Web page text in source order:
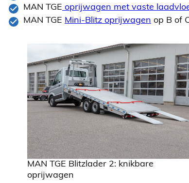
MAN TGE oprijwagen met vaste
MAN TGE Mini-Blitz oprijwagen op B of
MAN TGE Blitzlader 2: knikbare
oprijwagen